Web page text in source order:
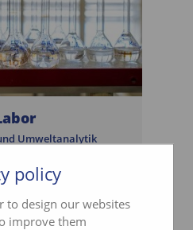
Umweltanalytik
erfahren
policy
to design our websites
improve them